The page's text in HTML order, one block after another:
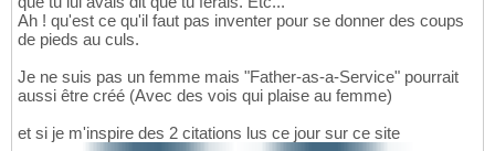
Ah ! qu'est ce qu'il faut pas inventer pour se donner des coups
de pieds au culs.
Je ne suis pas un femme mais "Father-as-a-Service" pourrait
aussi être créé (Avec des vois qui plaise au femme)
et si je m'inspire des 2 citations lus ce jour sur ce site